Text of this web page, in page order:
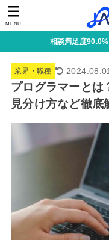
MENU
相談満足度
業界・職種
プログラマーとは
見分け方など徹底